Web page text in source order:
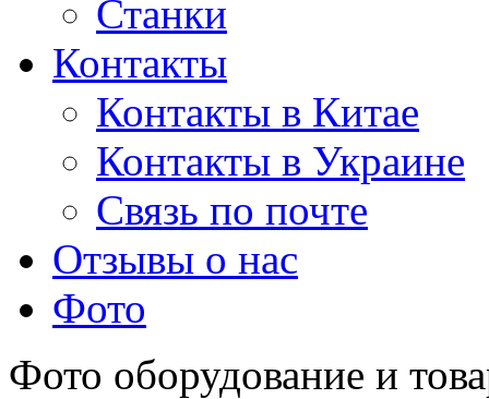
Станки
Контакты
Контакты в Китае
Контакты в Украине
Связь по почте
Отзывы о нас
Фото
Фото оборудование и